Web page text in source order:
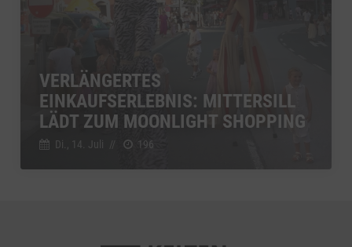
VERLÄNGERTES
EINKAUFSERLEBNIS: MITTERSILL
LÄDT ZUM MOONLIGHT SHOPPING
Di., 14. Juli // 196